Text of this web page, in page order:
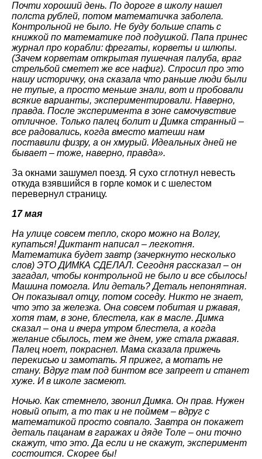
Почти хороший день. По дороге в школу нашел
полста рублей, потом математичка заболела.
Контрольной не было. Не буду больше спать с
книжкой по математике под подушкой. Папа принес
журнал про корабли: фрегаты, корветы и шлюпы.
(Зачем корветам открытая пушечная палуба, враг
стрельбой сметет же все нафиг). Спросил про это
нашу историчку, она сказала что раньше люди были
не тупые, а просто меньше знали, вот и пробовали
всякие варианты, экспериментировали. Наверно,
правда. После эксперимента в зоне самочувствие
отличное. Только палец болит и Димка странный –
все радовались, когда вместо матеши нам
поставили физру, а он хмурый. Идеальных дней не
бывает – тоже, наверно, правда».
За окнами зашумел поезд. Я сухо сглотнул невесть
откуда взявшийся в горле комок и с шелестом
перевернул страницу.
17 мая
На улице совсем тепло, скоро можно на Волгу,
купаться! Диктант написал – легкотня.
Математика будет завтр (зачеркнуто несколько
слов) ЭТО ДИМКА СДЕЛАЛ. Сегодня рассказал – он
загадал, чтобы контрольной не было и все сбылось!
Машина помогла. Или деталь? Деталь непонятная.
Он показывал отцу, потом соседу. Никто не знает,
что это за железка. Она совсем побитая и ржавая,
хотя там, в зоне, блестела, как в масле. Димка
сказал – она и вчера утром блестела, а когда
желание сбылось, тем же днем, уже стала ржавая.
Палец ноет, покраснел. Мама сказала прижечь
перекисью и замотать. Я прижег, а мотать не
стану. Вдруг там под бинтом все запреет и станет
хуже. И в школе засмеют.
Ночью. Как стемнело, звонил Димка. Он прав. Нужен
новый опыт, а то так и не поймем – вдруг с
математикой просто совпало. Завтра он покажет
деталь пацанам в гаражах и дяде Толе – они точно
скажут, что это. Да если и не скажут, эксперимент
состоится. Скорее бы!